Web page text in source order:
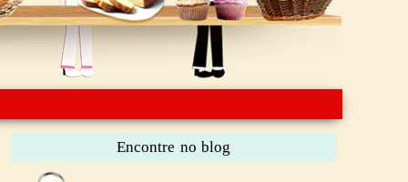
Encontre no blog